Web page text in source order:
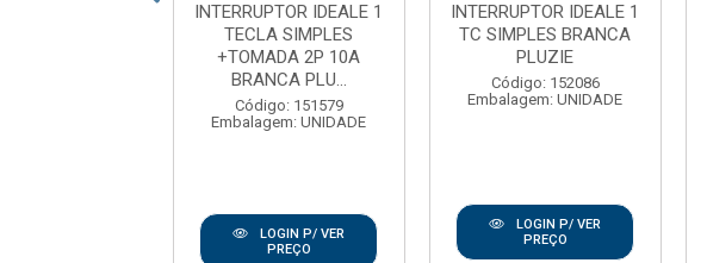
INTERRUPTOR IDEALE 1
TECLA SIMPLES
+TOMADA 2P 10A
BRANCA PLU...
Código: 151579
Embalagem: UNIDADE
LOGIN P/ VER
PREÇO
INTERRUPTOR IDEALE 1
TC SIMPLES BRANCA
PLUZIE
Código: 152086
Embalagem: UNIDADE
LOGIN P/ VER
PREÇO